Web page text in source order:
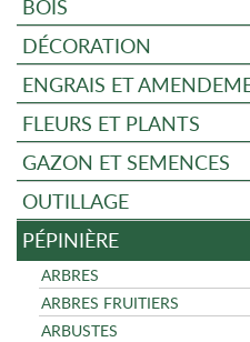
BOIS
DÉCORATION
ENGRAIS ET
FLEURS ET PLANTS
GAZON ET SEMENCES
OUTILLAGE
PÉPINIÈRE
ARBRES
ARBRES FRUITIERS
ARBUSTES